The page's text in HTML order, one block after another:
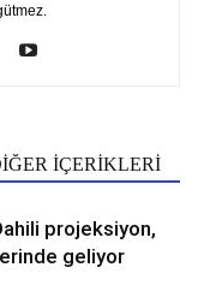
İÇERİKLERİ
projeksiyon,
geliyor